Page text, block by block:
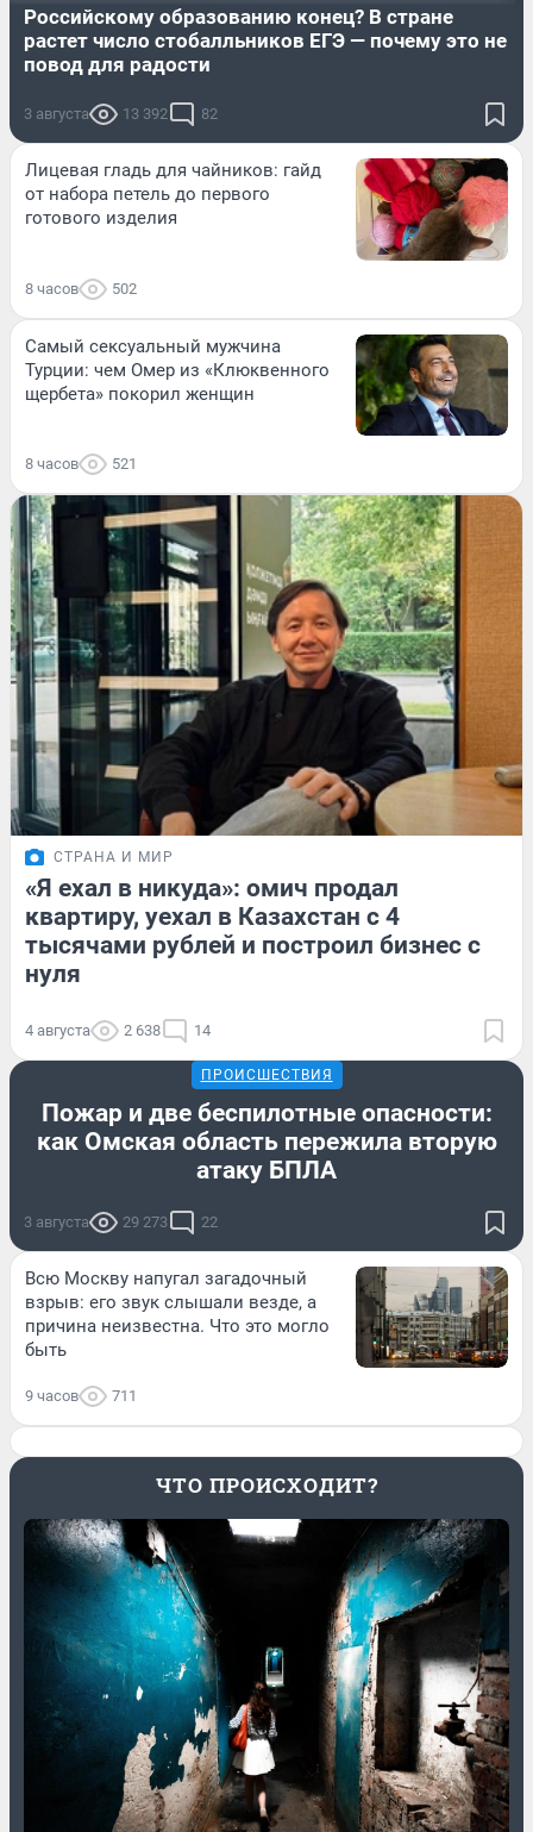
Российскому образованию конец? В стране
растет число стобалльников ЕГЭ — почему это не
повод для радости
3 августа 13 392 82
Лицевая гладь для чайников: гайд
от набора петель до первого
готового изделия
8 часов 502
Самый сексуальный мужчина
Турции: чем Омер из «Клюквенного
щербета» покорил женщин
8 часов 521
СТРАНА И МИР
«Я ехал в никуда»: омич продал
квартиру, уехал в Казахстан с 4
тысячами рублей и построил бизнес с
нуля
4 августа 2 638 14
ПРОИСШЕСТВИЯ
Пожар и две беспилотные опасности:
как Омская область пережила вторую
атаку БПЛА
3 августа 29 273 22
Всю Москву напугал загадочный
взрыв: его звук слышали везде, а
причина неизвестна. Что это могло
быть
9 часов 711
ЧТО ПРОИСХОДИТ?